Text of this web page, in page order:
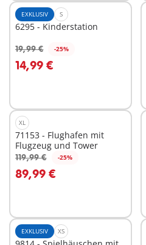
EXKLUSIV S
6295 - Kinderstation
19,99 € -25%
14,99 €
In den Warenkorb
XL
71153 - Flughafen mit
Flugzeug und Tower
119,99 € -25%
89,99 €
In den Warenkorb
EXKLUSIV XS